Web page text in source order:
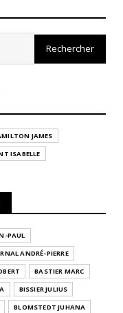
JAMES
ISABELLE
PAUL
ANDRÉ-PIERRE
BASTIER MARC
BISSIER JULIUS
BLOMSTEDT JUHANA